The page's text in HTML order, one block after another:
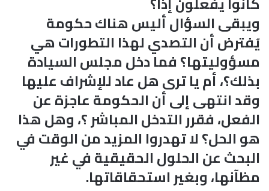
ويبقى السؤال أليس هناك حكومة
يُفترض أن التصدي لهذا التطورات هي
مسؤوليتها؟ فما دخل مجلس السيادة
بذلك؟، أم يا ترى هل عاد للإشراف عليها
وقد انتهى إلى أن الحكومة عاجزة عن
الفعل، فقرر التدخل المباشر ؟، وهل هذا
هو الحل؟ لا تهدروا المزيد من الوقت في
البحث عن الحلول الحقيقية في غير
مظآنها، وبغير استحقاقاتها.